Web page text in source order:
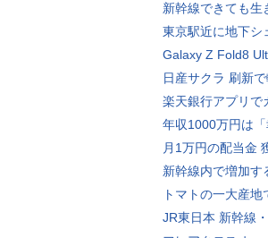
新幹線できても生
東京駅近に地下シ
Galaxy Z Fold8
日産サクラ 刷新
楽天銀行アプリで
年収1000万円は
月1万円の配当金
新幹線内で増加す
トマトの一大産
JR東日本 新幹線